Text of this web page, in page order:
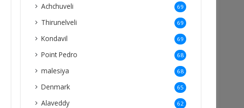
Achchuveli 69
Thirunelveli 69
Kondavil 69
Point Pedro 68
malesiya 68
Denmark 65
Alaveddy 62